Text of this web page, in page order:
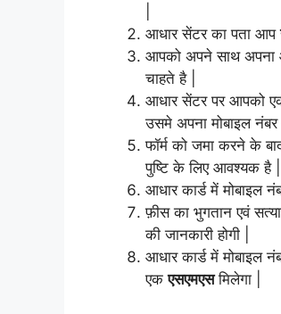
आधार सेंटर का पता आप
आपको अपने साथ अपना
चाहते है |
आधार सेंटर पर आपको
उसमे अपना मोबाइल नंबर
फॉर्म को जमा करने के
पुष्टि के लिए आवश्यक है |
आधार कार्ड में
फ़ीस का भुगतान एवं
की जानकारी होगी |
आधार कार्ड में मोबाइल
एकएसएमएसमिलेगा |